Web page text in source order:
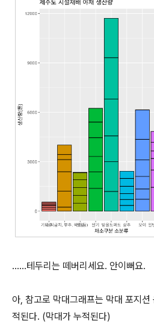
......테두리는 떼버리세요. 안이뻐요.
아, 참고로 막대그래프는 막대 포지
적된다. (막대가 누적된다)